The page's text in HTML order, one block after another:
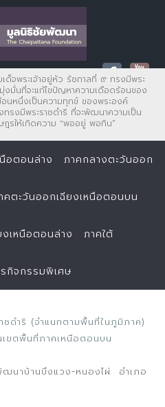
เด็จพระเจ้าอยู่หัว รัชกาลที่ ๙ ทรงมีพระ
งมั่นที่จะแก้ไขปัญหาความเดือดร้อนของ
อนหนึ่งเป็นความทุกข์ ของพระองค์
ทรงมีพระราชดำริ ที่จะพัฒนาความเป็น
ฎรให้เกิดความ "พออยู่ พอกิน”
อตอนล่าง ภาคกลางตะวันออก
คตะวันออกเฉียงเหนือตอนบน
เหนือตอนล่าง ภาคใต้
กิจกรรมพิเศษ
ชดำริ (จำแนกตามพื้นที่ในภูมิภาค)
เขตพื้นที่ภาคเหนือตอนบน
นาบ้านบึงแวง-หนองไผ่ อำเภอ